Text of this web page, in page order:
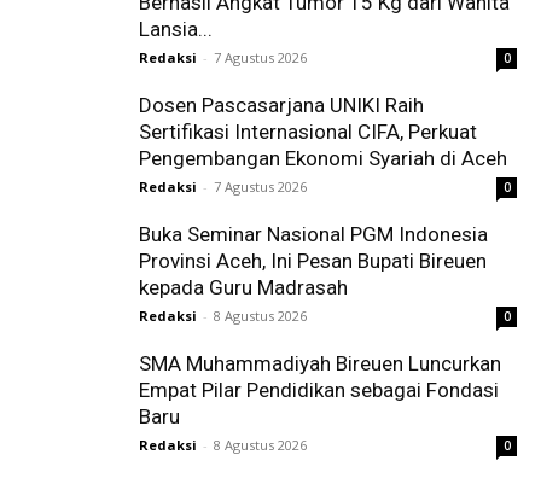
Lansia...
Redaksi - 7 Agustus 2026 0
Dosen Pascasarjana UNIKI Raih
Sertifikasi Internasional CIFA, Perkuat
Pengembangan Ekonomi Syariah di Aceh
Redaksi - 7 Agustus 2026 0
Buka Seminar Nasional PGM Indonesia
Provinsi Aceh, Ini Pesan Bupati Bireuen
kepada Guru Madrasah
Redaksi - 8 Agustus 2026 0
SMA Muhammadiyah Bireuen Luncurkan
Empat Pilar Pendidikan sebagai Fondasi
Baru
Redaksi - 8 Agustus 2026 0